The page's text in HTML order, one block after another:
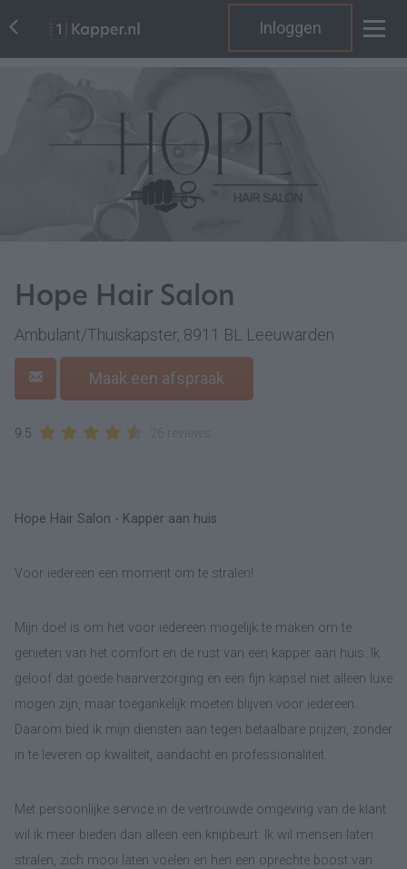
Inloggen
Hope Hair Salon
Ambulant/Thuiskapster, 8911 BL Leeuwarden
Maak een afspraak
9.5
Hope Hair Salon - Kapper aan huis
Voor iedereen een moment om te stralen!
Mijn doel is om het voor iedereen mogelijk te maken om te
genieten van het comfort en de rust van een kapper aan huis. Ik
geloof dat goede haarverzorging en een fijn kapsel niet alleen luxe
mogen zijn, maar toegankelijk moeten blijven voor iedereen.
Daarom bied ik mijn diensten aan tegen betaalbare prijzen, zonder
in te leveren op kwaliteit, aandacht en professionaliteit.
Met persoonlijke service in de vertrouwde omgeving van de klant
wil ik meer bieden dan alleen een knipbeurt. Ik wil mensen laten
stralen, zich mooi laten voelen en hen een oprechte boost van